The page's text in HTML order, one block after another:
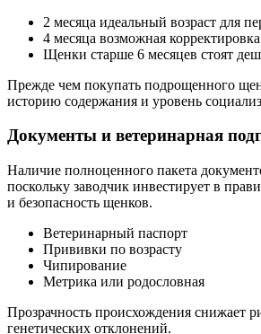
2 месяца идеальный возраст для
4 месяца возможная
Щенки старше 6 месяцев стоят
Прежде чем покупать подрощенного
историю содержания и уровень
Документы и ветеринарная
Наличие полноценного пакета
поскольку заводчик инвестирует в
и безопасность щенков.
Ветеринарный паспорт
Прививки по возрасту
Чипирование
Метрика или родословная
Прозрачность происхождения снижает
генетических отклонений.